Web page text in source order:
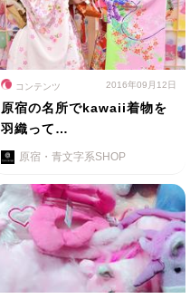
コンテンツ 2016年09月12日
原宿の名所でkawaii着物を
羽織って…
原宿・青文字系SHOP